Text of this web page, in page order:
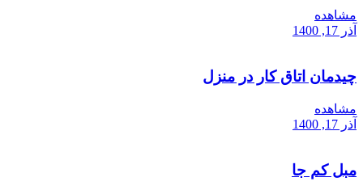
مشاهده
آذر 17, 1400
چیدمان اتاق کار در منزل
مشاهده
آذر 17, 1400
مبل کم جا